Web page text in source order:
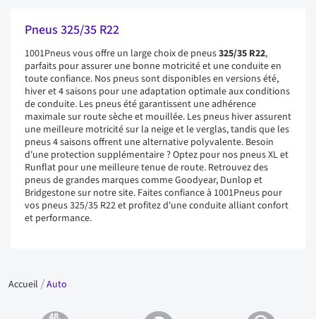
Pneus 325/35 R22
1001Pneus vous offre un large choix de pneus325/35 R22,
parfaits pour assurer une bonne motricité et une conduite en
toute confiance. Nos pneus sont disponibles en versions été,
hiver et 4 saisons pour une adaptation optimale aux conditions
de conduite. Les pneus été garantissent une adhérence
maximale sur route sèche et mouillée. Les pneus hiver assurent
une meilleure motricité sur la neige et le verglas, tandis que les
pneus 4 saisons offrent une alternative polyvalente. Besoin
d'une protection supplémentaire ? Optez pour nos pneus XL et
Runflat pour une meilleure tenue de route. Retrouvez des
pneus de grandes marques comme Goodyear, Dunlop et
Bridgestone sur notre site. Faites confiance à 1001Pneus pour
vos pneus 325/35 R22 et profitez d'une conduite alliant confort
et performance.
Accueil Auto